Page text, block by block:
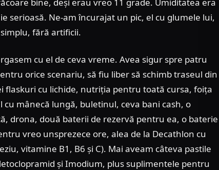
serioasă. Ne-am încurajat un pic, el cu glumele lui,
fără artificii.
cu el de ceva vreme. Avea sigur spre patru
orice scenariu, să fiu liber să schimb traseul din
flaskuri cu lichide, nutriția pentru toată cursa, foița
mânecă lungă, buletinul, ceva bani cash, o
drona, două baterii de rezervă pentru ea, o baterie
vreo unsprezece ore, alea de la Decathlon cu
vitamine B1, B6 și C). Mai aveam câteva pastile
și Imodium, plus suplimentele pentru